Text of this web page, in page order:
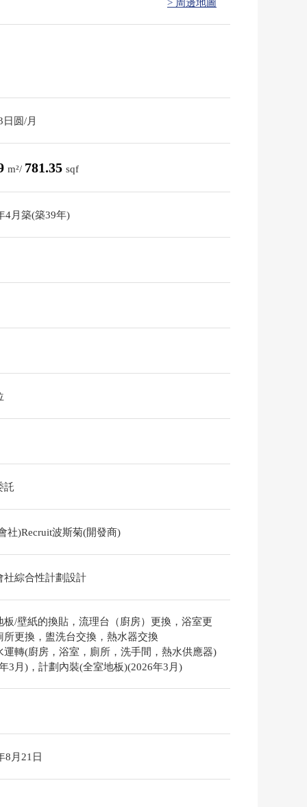
> 周邊地圖
日圆/月
m²/ 781.35 sqf
4月築(築39年)
託
社)Recruit波斯菊(開發商)
社綜合性計劃設計
板/壁紙的換貼，流理台（廚房）更換，浴室更
所更換，盥洗台交換，熱水器交換
運轉(廚房，浴室，廁所，洗手間，熱水供應器)
3月)，計劃內裝(全室地板)(2026年3月)
8月21日